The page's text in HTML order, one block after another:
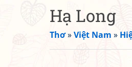
Hạ Long
Thơ»Việt Nam »